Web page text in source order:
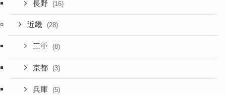
長野 (16)
近畿 (28)
三重 (8)
京都 (3)
兵庫 (5)